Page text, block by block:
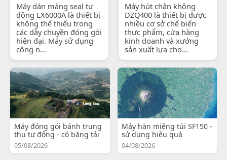
Máy dán màng seal tự
động LX6000A là thiết bị
không thể thiếu trong
các dây chuyền đóng gói
hiện đại. Máy sử dụng
công n...
Máy hút chân không
DZQ400 là thiết bị được
nhiều cơ sở chế biến
thực phẩm, cửa hàng
kinh doanh và xưởng
sản xuất lựa chọ...
Máy đóng gói bánh trung
thu tự động - có băng tải
05/08/2026
Máy hàn miệng túi SF150 -
sử dụng hiệu quả
04/08/2026